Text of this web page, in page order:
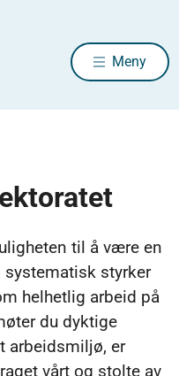
Meny
til å være en
styrker
helhetlig arbeid på
du dyktige
arbeidsmiljø, er
vårt og stolte av